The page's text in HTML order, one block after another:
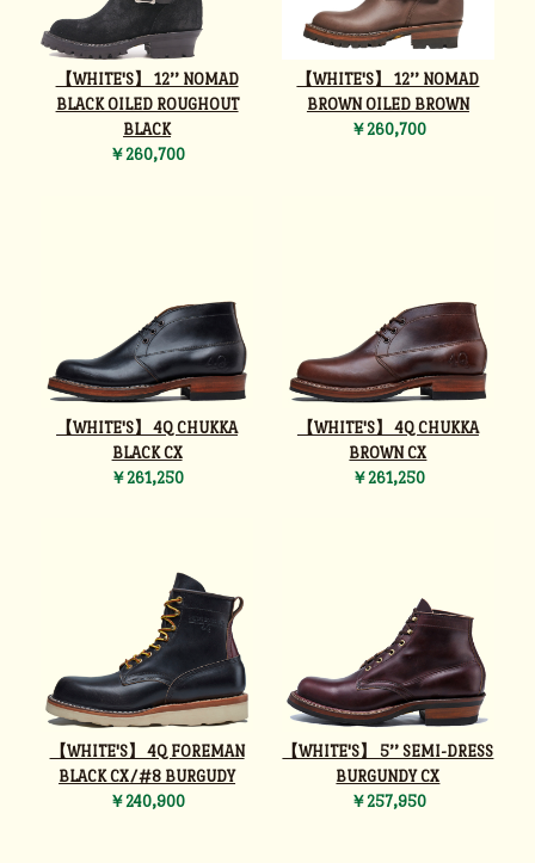
【WHITE'S】 12’’ NOMAD
BLACK OILED ROUGHOUT
BLACK
￥260,700
【WHITE'S】 12’’ NOMAD
BROWN OILED BROWN
￥260,700
【WHITE'S】 4Q CHUKKA
BLACK CX
￥261,250
【WHITE'S】 4Q CHUKKA
BROWN CX
￥261,250
【WHITE'S】 4Q FOREMAN
BLACK CX/#8 BURGUDY
￥240,900
【WHITE'S】 5’’ SEMI-DRESS
BURGUNDY CX
￥257,950